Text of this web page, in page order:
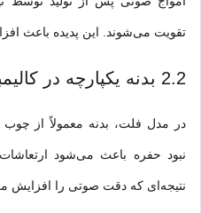
تقویت می‌شوند. این پدیده باعث
2.2 بدنه یکپارچه در کالیمبای فلت
در مدل فلت، بدنه معمولاً از
نبود حفره باعث می‌شود
نتیجه‌ای که دقت صوتی را افزایش